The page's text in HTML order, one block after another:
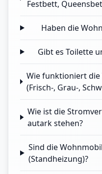
Festbett,
Haben die
Gibt es Toilette
Wie funktioniert
(Frisch-, Grau-,
Wie ist die
autark stehen?
Sind die
(Standheizung)?